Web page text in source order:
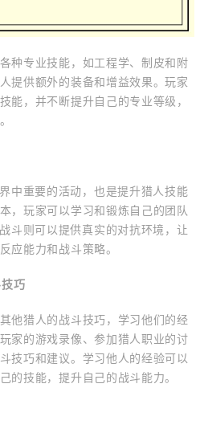
种专业技能，如工程学、制皮和附
提供额外的装备和增益效果。玩家
能，并不断提升自己的专业等级，
中重要的活动，也是提升猎人技能
，玩家可以学习和锻炼自己的团队
斗则可以提供真实的对抗环境，让
应能力和战斗策略。
巧
他猎人的战斗技巧，学习他们的经
家的游戏录像、参加猎人职业的讨
技巧和建议。学习他人的经验可以
的技能，提升自己的战斗能力。